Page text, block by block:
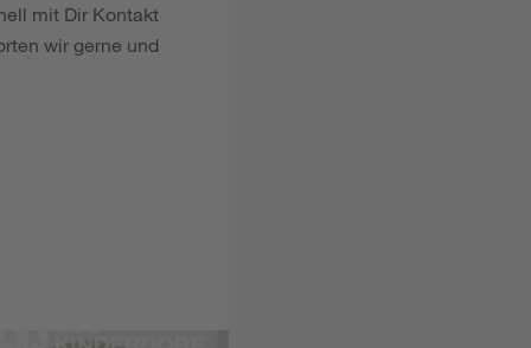
mit Dir Kontakt
wir gerne und